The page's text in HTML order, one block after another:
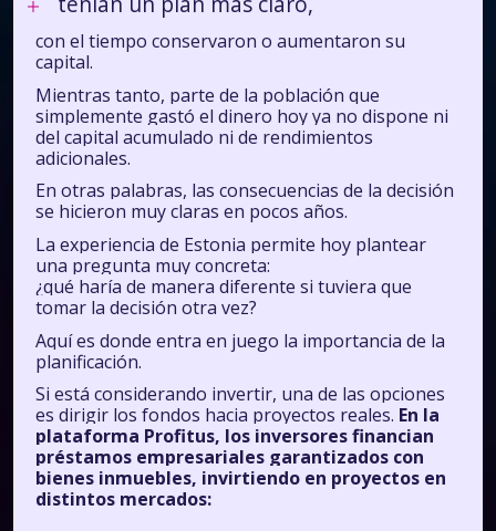
con el tiempo conservaron o aumentaron su
capital.
Mientras tanto, parte de la población que
simplemente gastó el dinero hoy ya no dispone ni
del capital acumulado ni de rendimientos
adicionales.
En otras palabras, las consecuencias de la decisión
se hicieron muy claras en pocos años.
La experiencia de Estonia permite hoy plantear
una pregunta muy concreta:
¿qué haría de manera diferente si tuviera que
tomar la decisión otra vez?
Aquí es donde entra en juego la importancia de la
planificación.
Si está considerando invertir, una de las opciones
es dirigir los fondos hacia proyectos reales. En la
plataforma Profitus, los inversores financian
préstamos empresariales garantizados con
bienes inmuebles, invirtiendo en proyectos en
distintos mercados: